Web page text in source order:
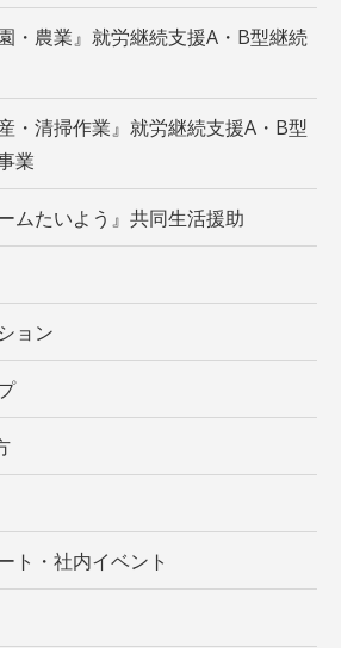
・農業』就労継続支援A・B型継続
・清掃作業』就労継続支援A・B型
業
ムたいよう』共同生活援助
ョン
ト・社内イベント